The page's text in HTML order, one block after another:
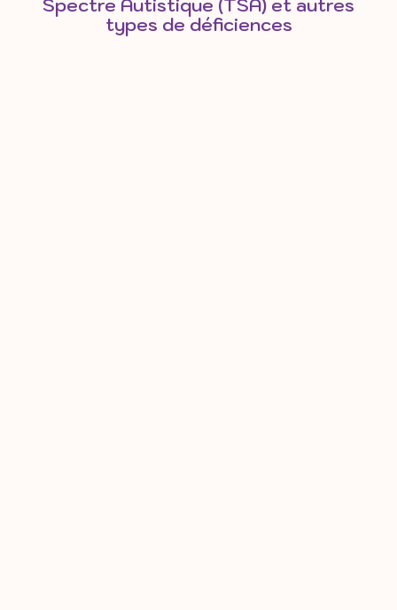
Spectre Autistique (TSA) et autres
types de déficiences